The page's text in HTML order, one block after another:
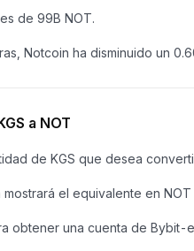
de 99B NOT.
Notcoin ha disminuido un
a NOT
de KGS que desea
mostrará el equivalente en NOT
obtener una cuenta de Bybit-